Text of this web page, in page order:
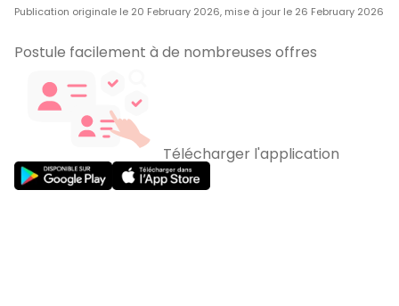
Publication originale le 20 February 2026, mise à jour le 26 February 2026
Postule facilement à de nombreuses offres
Télécharger l'application